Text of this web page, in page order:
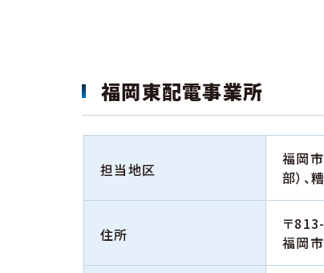
福岡東配電事業所
担当地区
福岡市
部）、
住所
〒
福岡